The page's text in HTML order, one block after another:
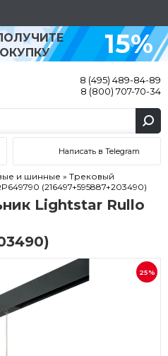
15%
8 (495) 489-84-89
8 (800) 707-70-34
Написать в Telegram
и шинные » Трековый
(216497+595887+203490)
Lightstar Rullo
25%